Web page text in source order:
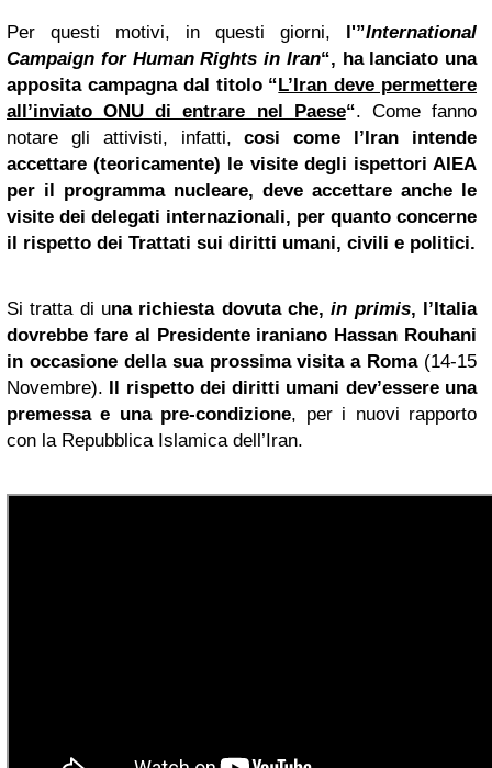
Per questi motivi, in questi giorni, l'”International
Campaign for Human Rights in Iran“, ha lanciato una
apposita campagna dal titolo “L’Iran deve permettere
all’inviato ONU di entrare nel Paese“. Come fanno
notare gli attivisti, infatti,cosi come l’Iran intende
accettare (teoricamente) le visite degli ispettori AIEA
per il programma nucleare, deve accettare anche le
visite dei delegati internazionali, per quanto concerne
il rispetto dei Trattati sui diritti umani, civili e politici.
Si tratta di una richiesta dovuta che, in primis, l’Italia
dovrebbe fare al Presidente iraniano Hassan Rouhani
in occasione della sua prossima visita a Roma(14-15
Novembre). Il rispetto dei diritti umani dev’essere una
premessa e una pre-condizione, per i nuovi rapporto
con la Repubblica Islamica dell’Iran.